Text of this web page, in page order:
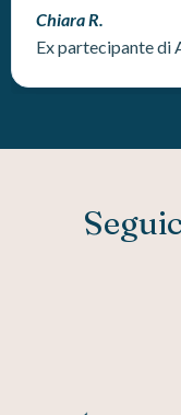
Chiara R.
Ex partecipante di